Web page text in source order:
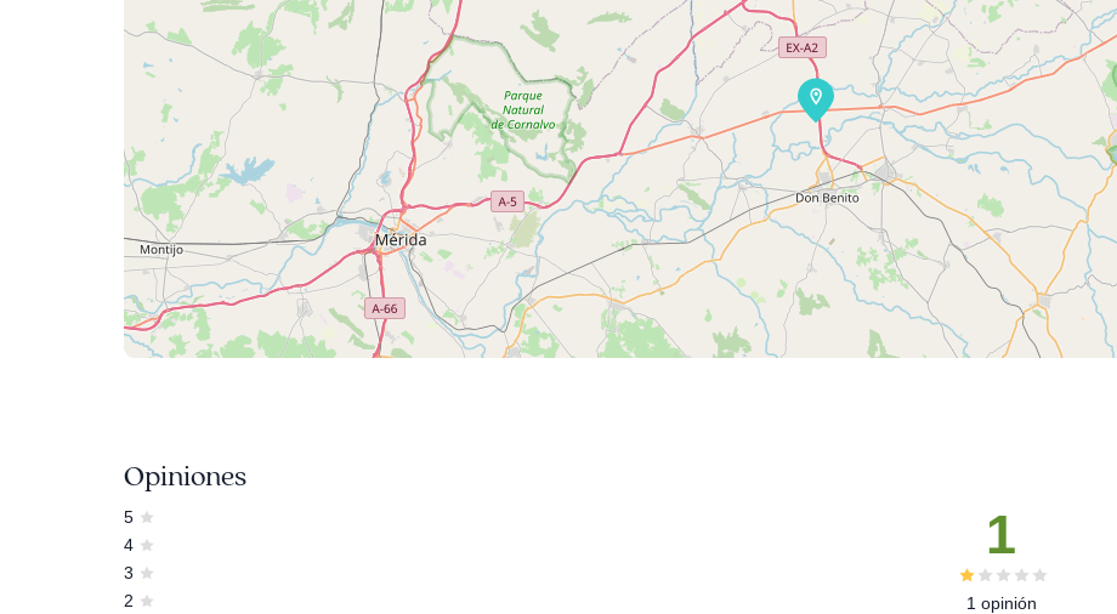
Opiniones
5
4
3
2
1
1 opinión